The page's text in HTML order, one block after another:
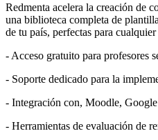
Redmenta acelera la creación de
una biblioteca completa de
de tu país, perfectas para
- Acceso gratuito para profesores
- Soporte dedicado para la
- Integración con, Moodle,
- Herramientas de evaluación de